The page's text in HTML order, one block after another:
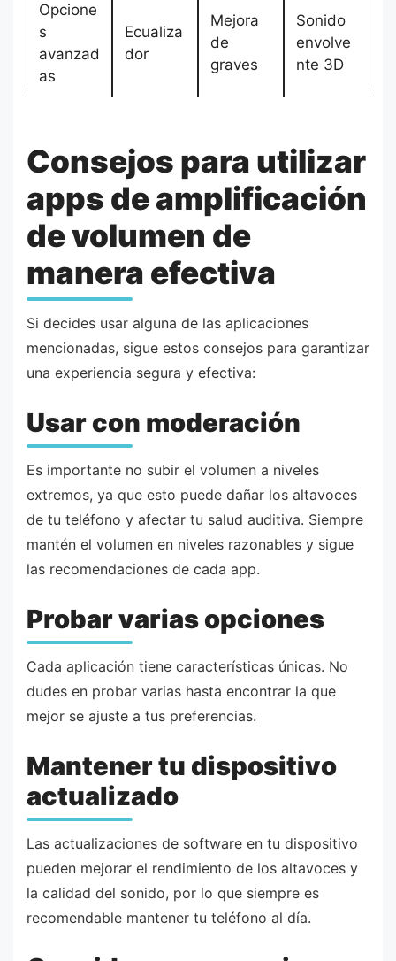
Opcione
s
avanzad
as
Ecualiza
dor
Mejora
de
graves
Sonido
envolve
nte 3D
Consejos para utilizar
apps de amplificación
de volumen de
manera efectiva
Si decides usar alguna de las aplicaciones
mencionadas, sigue estos consejos para garantizar
una experiencia segura y efectiva:
Usar con moderación
Es importante no subir el volumen a niveles
extremos, ya que esto puede dañar los altavoces
de tu teléfono y afectar tu salud auditiva. Siempre
mantén el volumen en niveles razonables y sigue
las recomendaciones de cada app.
Probar varias opciones
Cada aplicación tiene características únicas. No
dudes en probar varias hasta encontrar la que
mejor se ajuste a tus preferencias.
Mantener tu dispositivo
actualizado
Las actualizaciones de software en tu dispositivo
pueden mejorar el rendimiento de los altavoces y
la calidad del sonido, por lo que siempre es
recomendable mantener tu teléfono al día.